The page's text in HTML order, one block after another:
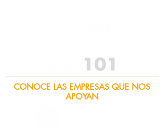
CONOCE LAS EMPRESAS QUE NOS
APOYAN